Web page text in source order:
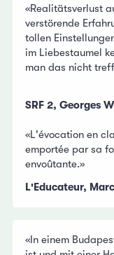
«Realitätsverlust
verstörende
tollen
im Liebestaumel
man das nicht
SRF 2, Georges
«L'évocation en
emportée par sa
envoûtante.»
L'Educateur,
«In einem